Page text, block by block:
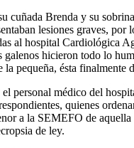
cuñada Brenda y su
lesiones graves, por
al hospital Cardiológica
galenos hicieron todo lo
la pequeña, ésta finalmente
personal médico del
quienes
a la SEMEFO de aquella
de ley.